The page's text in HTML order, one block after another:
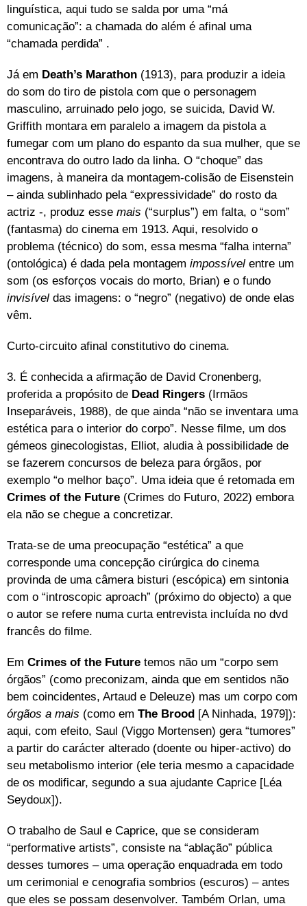
linguística, aqui tudo se salda por uma “má
comunicação”: a chamada do além é afinal uma
“chamada perdida” .
Já em Death’s Marathon (1913), para produzir a ideia
do som do tiro de pistola com que o personagem
masculino, arruinado pelo jogo, se suicida, David W.
Griffith montara em paralelo a imagem da pistola a
fumegar com um plano do espanto da sua mulher, que se
encontrava do outro lado da linha. O “choque” das
imagens, à maneira da montagem-colisão de Eisenstein
– ainda sublinhado pela “expressividade” do rosto da
actriz -, produz esse mais (“surplus”) em falta, o “som”
(fantasma) do cinema em 1913. Aqui, resolvido o
problema (técnico) do som, essa mesma “falha interna”
(ontológica) é dada pela montagem impossível entre um
som (os esforços vocais do morto, Brian) e o fundo
invisível das imagens: o “negro” (negativo) de onde elas
vêm.
Curto-circuito afinal constitutivo do cinema.
3. É conhecida a afirmação de David Cronenberg,
proferida a propósito de Dead Ringers (Irmãos
Inseparáveis, 1988), de que ainda “não se inventara uma
estética para o interior do corpo”. Nesse filme, um dos
gémeos ginecologistas, Elliot, aludia à possibilidade de
se fazerem concursos de beleza para órgãos, por
exemplo “o melhor baço”. Uma ideia que é retomada em
Crimes of the Future (Crimes do Futuro, 2022) embora
ela não se chegue a concretizar.
Trata-se de uma preocupação “estética” a que
corresponde uma concepção cirúrgica do cinema
provinda de uma câmera bisturi (escópica) em sintonia
com o “introscopic aproach” (próximo do objecto) a que
o autor se refere numa curta entrevista incluída no dvd
francês do filme.
Em Crimes of the Future temos não um “corpo sem
órgãos” (como preconizam, ainda que em sentidos não
bem coincidentes, Artaud e Deleuze) mas um corpo com
órgãos a mais (como em The Brood [A Ninhada, 1979]):
aqui, com efeito, Saul (Viggo Mortensen) gera “tumores”
a partir do carácter alterado (doente ou hiper-activo) do
seu metabolismo interior (ele teria mesmo a capacidade
de os modificar, segundo a sua ajudante Caprice [Léa
Seydoux]).
O trabalho de Saul e Caprice, que se consideram
“performative artists”, consiste na “ablação” pública
desses tumores – uma operação enquadrada em todo
um cerimonial e cenografia sombrios (escuros) – antes
que eles se possam desenvolver. Também Orlan, uma